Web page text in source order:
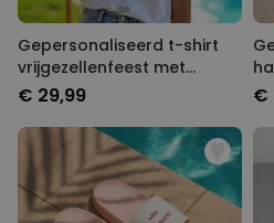
Gepersonaliseerd t-shirt
vrijgezellenfeest met
symbolen en tekst
€ 29,99 €